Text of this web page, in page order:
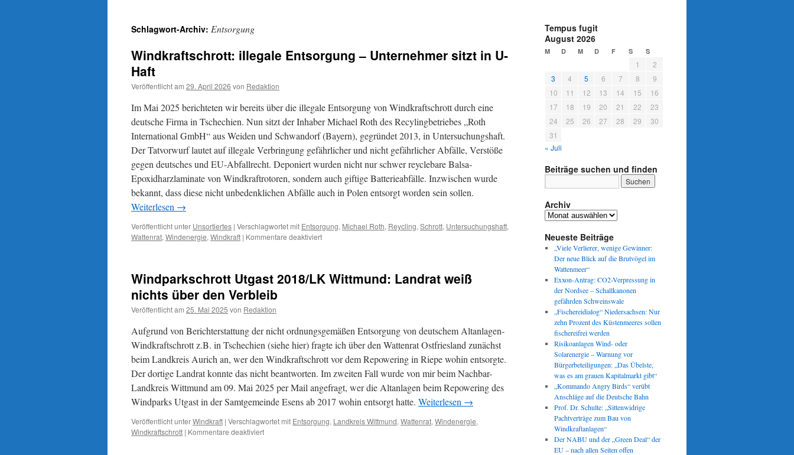
Schlagwort-Archiv: Entsorgung
Windkraftschrott: iIlegale Entsorgung – Unternehmer sitzt in U-
Haft
Veröffentlicht am 29. April 2026 von Redaktion
Im Mai 2025 berichteten wir bereits über die illegale Entsorgung von Windkraftschrott durch eine
deutsche Firma in Tschechien. Nun sitzt der Inhaber Michael Roth des Recylingbetriebes „Roth
International GmbH“ aus Weiden und Schwandorf (Bayern), gegründet 2013, in Untersuchungshaft.
Der Tatvorwurf lautet auf illegale Verbringung gefährlicher und nicht gefährlicher Abfälle, Verstöße
gegen deutsches und EU-Abfallrecht. Deponiert wurden nicht nur schwer reyclebare Balsa-
Epoxidharzlaminate von Windkraftrotoren, sondern auch giftige Batterieabfälle. Inzwischen wurde
bekannt, dass diese nicht unbedenklichen Abfälle auch in Polen entsorgt worden sein sollen.
Weiterlesen →
Veröffentlicht unter Unsortiertes | Verschlagwortet mit Entsorgung, Michael Roth, Reycling, Schrott, Untersuchungshaft,
Wattenrat, Windenergie, Windkraft | Kommentare deaktiviertfür
–
Haft
Windparkschrott Utgast 2018/LK Wittmund: Landrat weiß
nichts über den Verbleib
Veröffentlicht am 25. Mai 2025 von Redaktion
Aufgrund von Berichterstattung der nicht ordnungsgemäßen Entsorgung von deutschem Altanlagen-
Windkraftschrott z.B. in Tschechien (siehe hier) fragte ich über den Wattenrat Ostfriesland zunächst
beim Landkreis Aurich an, wer den Windkraftschrott vor dem Repowering in Riepe wohin entsorgte.
Der dortige Landrat konnte das nicht beantworten. Im zweiten Fall wurde von mir beim Nachbar-
Landkreis Wittmund am 09. Mai 2025 per Mail angefragt, wer die Altanlagen beim Repowering des
Windparks Utgast in der Samtgemeinde Esens ab 2017 wohin entsorgt hatte. Weiterlesen →
Veröffentlicht unterWindkraft | Verschlagwortet mit Entsorgung, Landkreis Wittmund, Wattenrat, Windenergie,
Windkraftschrott | Kommentare deaktiviertfür
Tempus fugit
August 2026
M D M D F S S
1
2
3
4 5 6 7 8
9
10
11 12 13 14 15
16
17
18 19 20 21 22
23
24
25 26 27 28 29
30
31
« Juli
Beiträge suchen und finden
Archiv
Archiv
Neueste Beiträge
„Viele Verlierer, wenige Gewinner:
Der neue Blick auf die Brutvögel im
Wattenmeer“
Exxon-Antrag: CO2-Verpressung in
der Nordsee – Schallkanonen
gefährden Schweinswale
„Fischereidialog“ Niedersachsen: Nur
zehn Prozent des Küstenmeeres sollen
fischereifrei werden
Risikoanlagen Wind- oder
Solarenergie – Warnung vor
Bürgerbeteiligungen: „Das Übelste,
was es am grauen Kapitalmarkt gibt“
„Kommando Angry Birds“ verübt
Anschläge auf die Deutsche Bahn
Prof. Dr. Schulte: „Sittenwidrige
Pachtverträge zum Bau von
Windkraftanlagen“
Der NABU und der „Green Deal“ der
EU – nach allen Seiten offen